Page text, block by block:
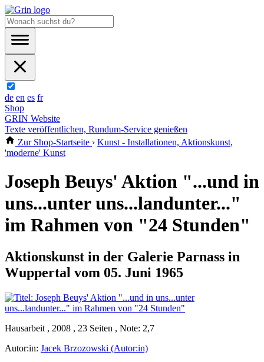
de en es fr
Shop
GRIN Website
Texte veröffentlichen, Rundum-Service genießen
Zur Shop-Startseite › Kunst - Installationen, Aktionskunst,
'moderne' Kunst
Joseph Beuys' Aktion "...und in
uns...unter uns...landunter..."
im Rahmen von "24 Stunden"
Aktionskunst in der Galerie Parnass in
Wuppertal vom 05. Juni 1965
Hausarbeit , 2008 , 23 Seiten , Note: 2,7
Autor:in: Jacek Brzozowski (Autor:in)